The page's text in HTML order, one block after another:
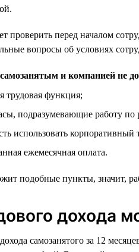
проверить перед началом
вопросы об условиях
и компанией не
трудовая функция;
подразумевающие работу
использовать корпоративный
ежемесячная оплата.
подобные пункты, значит,
дохода
самозанятого за 12